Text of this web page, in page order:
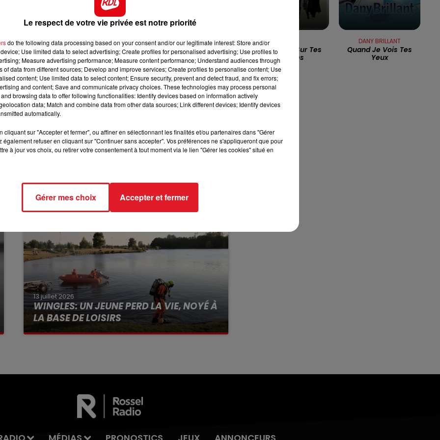
13h00 - 16h00
LES APRÈS-MIDI QUI CHANTENT
16h00 - 19h00
LE JUKEBOX RDL
avec un pronostic vital engagé. Plusieurs de ses
endroits.
tout s’est bien passé et il semble bien supporter
de se nourrir seul, il est donc nourri par sonde
sociaux. Les soins, en revanche, seront longs, et
La plus âgée, à peine majeure a été placée sous
de cruauté envers un animal, vol et violences et
2 autres mineures ont rendez-vous devant un tribunal
la famille à financer les soins de Leetchi.
13 juillet 2026
WINGLES: UN JEUNE PERD LA VIE, NOYÉ À
LA BASE DE LOISIRS
La victime a coulé à pic
Mes Mains Sur Tes
Hanches
DANY BRILLANT
Quand Je Vois Tes
Yeux
Le respect de votre vie privée est notre priorité
do the following data processing based on your consent and/or our legitimate interest: Store and/or
Use limited data to select advertising; Create profiles for personalised advertising; Use profiles to
Measure advertising performance; Measure content performance; Understand audiences through
of data from different sources; Develop and improve services; Create profiles to personalise content; Use
content; Use limited data to select content; Ensure security, prevent and detect fraud, and fix errors;
and content; Save and communicate privacy choices. These technologies may process personal
browsing data to offer following functionalities: Identify devices based on information actively
data; Match and combine data from other data sources; Link different devices; Identify devices
automatically.
cliquant sur "Accepter et fermer", ou affiner en sélectionnant les finalités et/ou partenaires dans "Gérer
également refuser en cliquant sur "Continuer sans accepter". Vos préférences ne s'appliqueront que pour
à jour vos choix, ou retirer votre consentement à tout moment via le lien "Gérer les cookies" situé en
Gérer mes choix Accepter et fermer